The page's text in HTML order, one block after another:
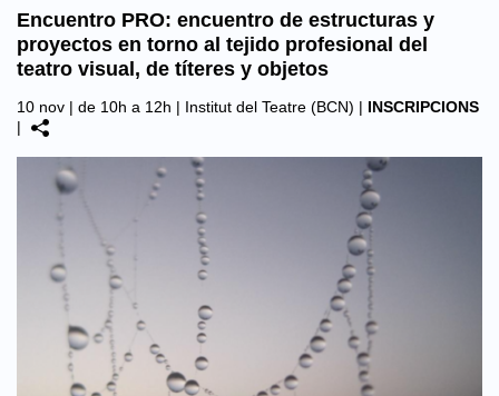
Encuentro PRO: encuentro de estructuras y
proyectos en torno al tejido profesional del
teatro visual, de títeres y objetos
10 nov | de 10h a 12h | Institut del Teatre (BCN) | INSCRIPCIONS
|